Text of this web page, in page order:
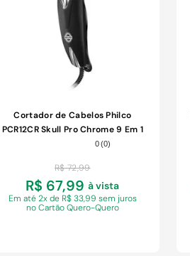
Cortador de Cabelos Philco
PCR12CR Skull Pro Chrome 9 Em 1
Preto 220V0(0)
R$ 72,99
R$ 67,99 à vista
Em até 2x de R$ 33,99 sem juros
no Cartão Quero-Quero